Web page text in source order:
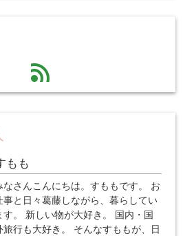
feed
もも
なさんこんにちは。すももです。 お
事と日々葛藤しながら、暮らしてい
しい物が大好き。 国内・国
旅行も大好き。 そんなすももが、日